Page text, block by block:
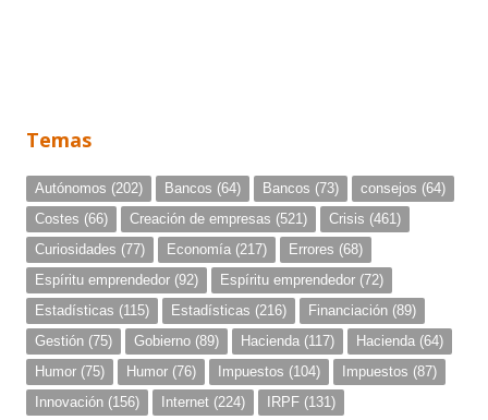
Temas
Autónomos (202) Bancos (64) Bancos (73) consejos (64)
Costes (66) Creación de empresas (521) Crisis (461)
Curiosidades (77) Economía (217) Errores (68)
Espíritu emprendedor (92) Espíritu emprendedor (72)
Estadísticas (115) Estadísticas (216) Financiación (89)
Gestión (75) Gobierno (89) Hacienda (117) Hacienda (64)
Humor (75) Humor (76) Impuestos (104) Impuestos (87)
Innovación (156) Internet (224) IRPF (131)